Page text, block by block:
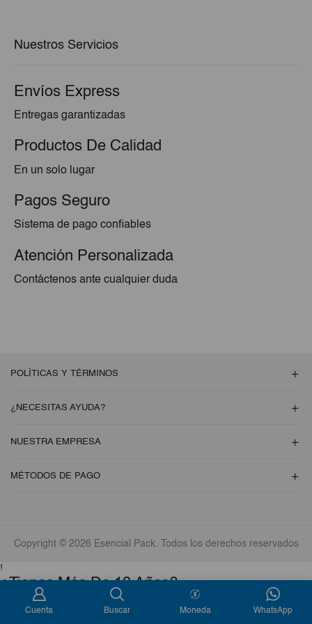
Nuestros Servicios
Envíos Express
Entregas garantizadas
Productos De Calidad
En un solo lugar
Pagos Seguro
Sistema de pago confiables
Atención Personalizada
Contáctenos ante cualquier duda
POLÍTICAS Y TÉRMINOS
¿NECESITAS AYUDA?
NUESTRA EMPRESA
MÉTODOS DE PAGO
Copyright © 2026 Esencial Pack. Todos los derechos reservados
Cuenta Buscar Moneda WhatsApp
!
¿Tienes Más De 18 Años?
Este producto está disponible solo para mayores de 18 años.